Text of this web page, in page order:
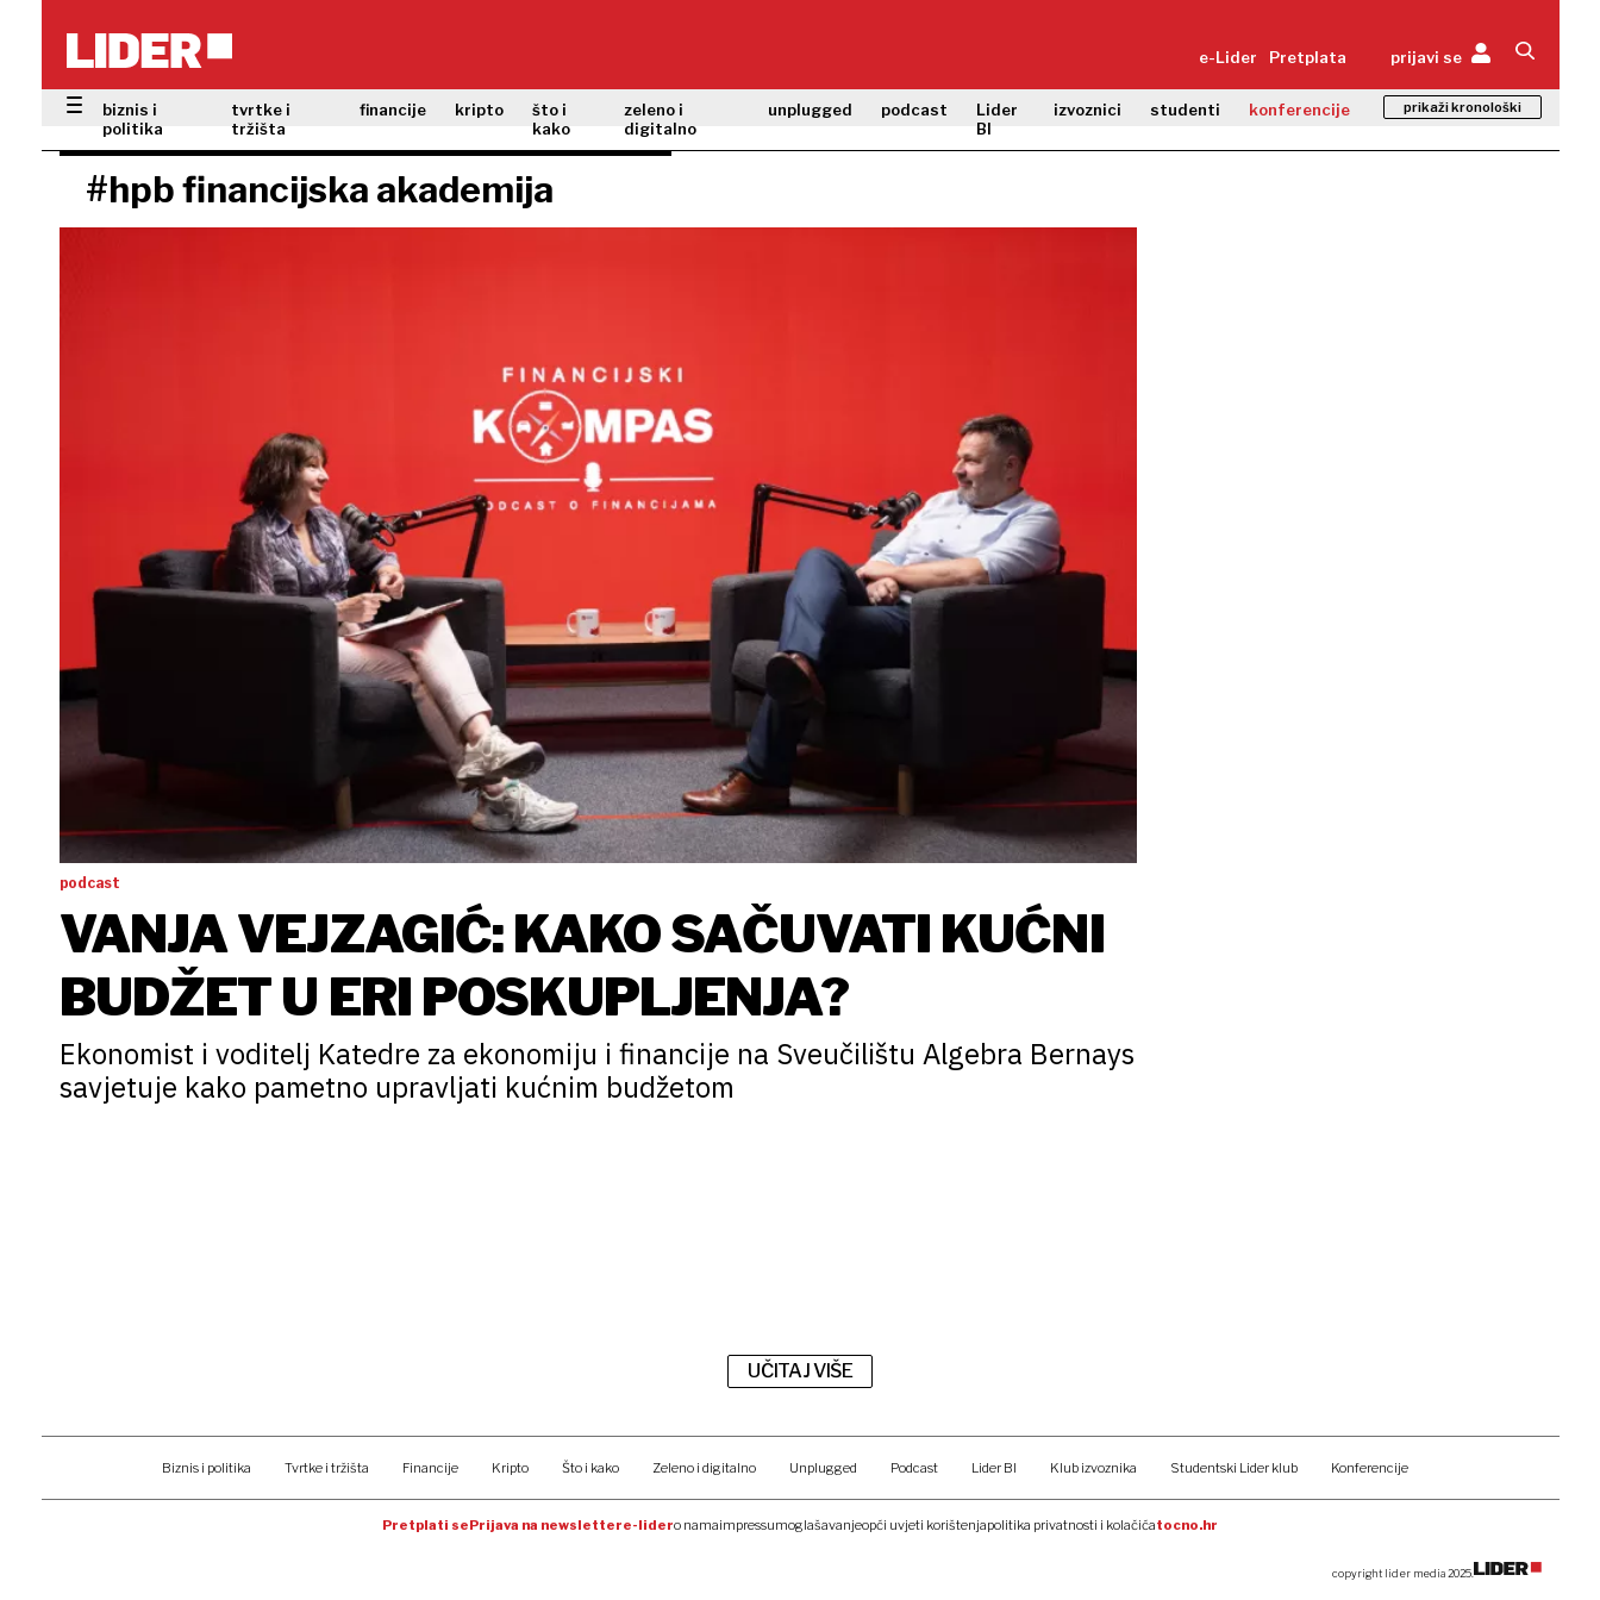
e-Lider Pretplata prijavi se
biznis i
politika
tvrtke i
tržišta
financije kripto
što i
kako
zeleno i
digitalno
unplugged podcast
Lider
BI
izvoznici studenti konferencije prikaži kronološki
#hpb financijska akademija
podcast
VANJA VEJZAGIĆ: KAKO SAČUVATI KUĆNI
BUDŽET U ERI POSKUPLJENJA?
Ekonomist i voditelj Katedre za ekonomiju i financije na Sveučilištu Algebra Bernays
savjetuje kako pametno upravljati kućnim budžetom
UČITAJ VIŠE
Biznis i politika Tvrtke i tržišta Financije Kripto Što i kako Zeleno i digitalno Unplugged Podcast Lider BI Klub izvoznika Studentski Lider klub Konferencije
Pretplati sePrijava na newslettere-lidero namaimpressumoglašavanjeopći uvjeti korištenjapolitika privatnosti i kolačićatocno.hr
copyright lider media 2025.